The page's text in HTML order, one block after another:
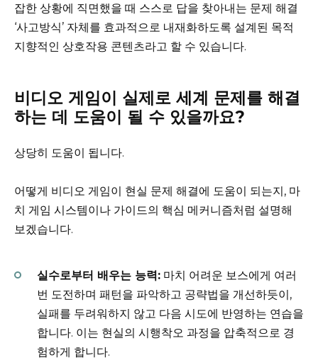
잡한 상황에 직면했을 때 스스로 답을 찾아내는 문제 해결
‘사고방식’ 자체를 효과적으로 내재화하도록 설계된 목적
지향적인 상호작용 콘텐츠라고 할 수 있습니다.
비디오 게임이 실제로 세계 문제를 해결
하는 데 도움이 될 수 있을까요?
상당히 도움이 됩니다.
어떻게 비디오 게임이 현실 문제 해결에 도움이 되는지, 마
치 게임 시스템이나 가이드의 핵심 메커니즘처럼 설명해
보겠습니다.
실수로부터 배우는 능력: 마치 어려운 보스에게 여러
번 도전하며 패턴을 파악하고 공략법을 개선하듯이,
실패를 두려워하지 않고 다음 시도에 반영하는 연습을
합니다. 이는 현실의 시행착오 과정을 압축적으로 경
험하게 합니다.